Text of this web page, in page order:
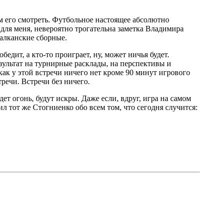
смотреть. Футбольное настоящее абсолютно
меня, невероятно трогательна заметка Владимира
сборные.
а кто-то проиграет, ну, может ничья будет.
на турнирные расклады, на перспективы и
у этой встречи ничего нет кроме 90 минут игрового
Встречи без ничего.
огонь, будут искры. Даже если, вдруг, игра на самом
тот же Стогниенко обо всем том, что сегодня случится: